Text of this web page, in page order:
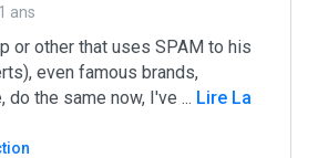
ans
or other that uses SPAM to his
even famous brands,
do the same now, I've ... Lire La